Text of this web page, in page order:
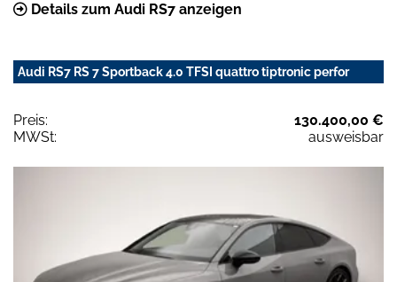
Details zum Audi RS7 anzeigen
Audi RS7 RS 7 Sportback 4.0 TFSI quattro tiptronic perfor
Preis:
130.400,00 €
MWSt:
ausweisbar